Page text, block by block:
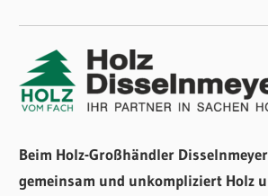
Beim Holz-Großhändler
gemeinsam und unkompliziert Holz